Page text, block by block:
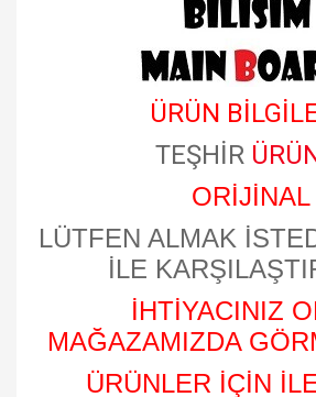
ÜRÜN
TEŞHİR
ORİJİNAL
LÜTFEN ALMAK
İLE
İHTİYACINIZ
MAĞAZAMIZDA
ÜRÜNLER İÇİN